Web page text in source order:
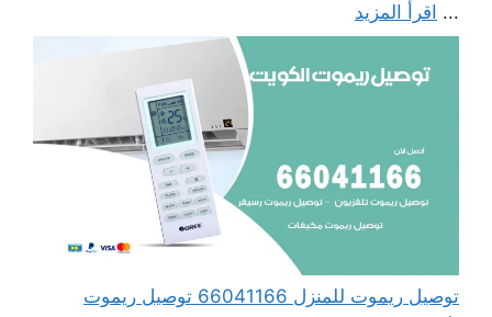
... اقرأ المزيد
توصيل ريموت للمنزل 66041166 توصيل ريموت